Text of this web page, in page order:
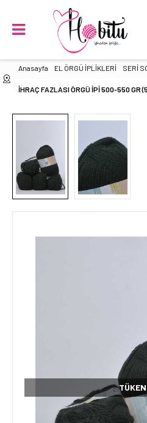
Anasayfa EL ÖRGÜ İPLİKLERİ SERİ
İHRAÇ FAZLASI ÖRGÜ İPİ 500-550 GR